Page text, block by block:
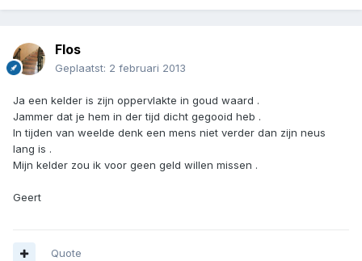
Flos
Geplaatst: 2 februari 2013
Ja een kelder is zijn oppervlakte in goud waard .
Jammer dat je hem in der tijd dicht gegooid heb .
In tijden van weelde denk een mens niet verder dan zijn neus
lang is .
Mijn kelder zou ik voor geen geld willen missen .
Geert
Quote